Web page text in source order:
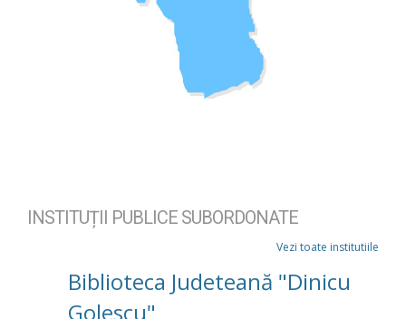
INSTITUȚII PUBLICE SUBORDONATE
Vezi toate institutiile
Biblioteca Judeteană "Dinicu
Golescu"